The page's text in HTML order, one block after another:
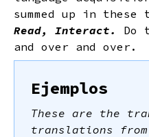
summed up in these
Read, Interact.
Do
and over and over.
Ejemplos
These are the
translations from